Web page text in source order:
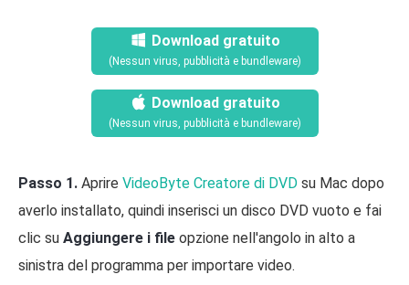
Download gratuito
(Nessun virus, pubblicità e bundleware)
Download gratuito
(Nessun virus, pubblicità e bundleware)
Passo 1. Aprire VideoByte Creatore di DVD su Mac dopo
averlo installato, quindi inserisci un disco DVD vuoto e fai
clic su Aggiungere i file opzione nell'angolo in alto a
sinistra del programma per importare video.